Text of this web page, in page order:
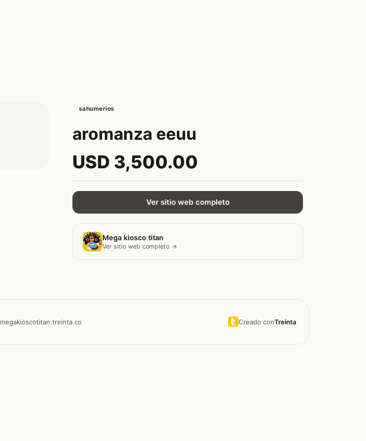
sahumerios
aromanza eeuu
USD 3,500.00
Ver sitio web completo
Mega kiosco titan
Ver sitio web completo →
megakioscotitan.treinta.co Creado conTreinta